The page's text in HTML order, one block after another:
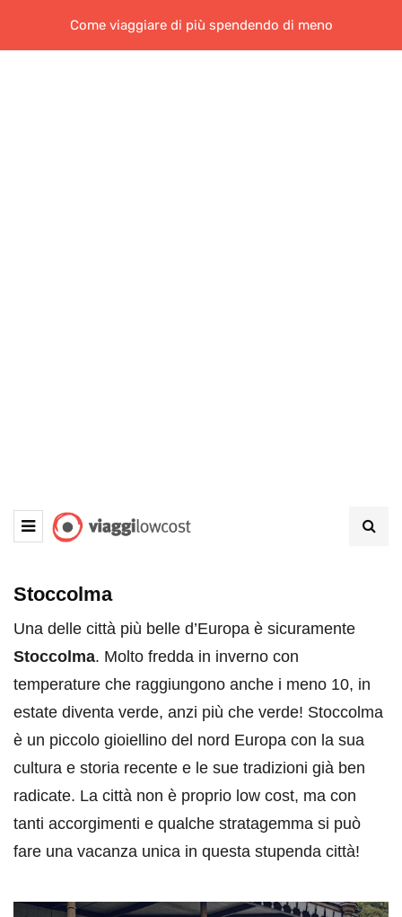
Come viaggiare di più spendendo di meno
Stoccolma
Una delle città più belle d’Europa è sicuramente
Stoccolma. Molto fredda in inverno con
temperature che raggiungono anche i meno 10, in
estate diventa verde, anzi più che verde! Stoccolma
è un piccolo gioiellino del nord Europa con la sua
cultura e storia recente e le sue tradizioni già ben
radicate. La città non è proprio low cost, ma con
tanti accorgimenti e qualche stratagemma si può
fare una vacanza unica in questa stupenda città!